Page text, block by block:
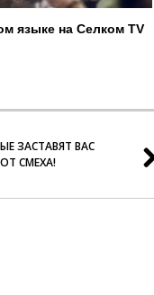
языке на Селком TV
ЗАСТАВЯТ ВАС
СМЕХА!